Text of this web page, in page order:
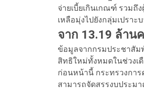
จ่ายเบี้ยเกินเกณฑ์ รวม
เหลือมุ่งไปยังกลุ่มเปราะ
จาก 13.19 ล้าน
ข้อมูลจากกรมประชาสัม
สิทธิใหม่ทั้งหมดในช่วงเ
ก่อนหน้านี้ กระทรวงการ
สามารถจัดสรรงบประม